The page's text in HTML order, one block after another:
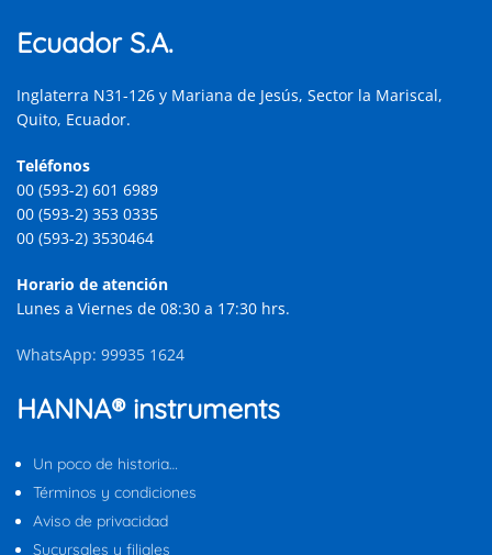
Ecuador S.A.
Inglaterra N31-126 y Mariana de Jesús, Sector la Mariscal,
Quito, Ecuador.
Teléfonos
00 (593-2) 601 6989
00 (593-2) 353 0335
00 (593-2) 3530464
Horario de atención
Lunes a Viernes de 08:30 a 17:30 hrs.
WhatsApp: 99935 1624
HANNA® instruments
Un poco de historia…
Términos y condiciones
Aviso de privacidad
Sucursales y filiales